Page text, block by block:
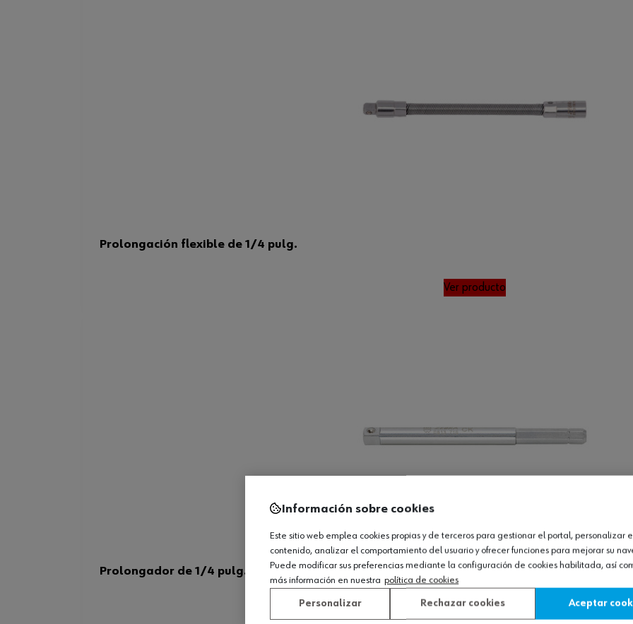
Prolongación flexible de 1/4 pulg.
Ver producto
Prolongador de 1/4 pulg., 100 mm
Información sobre cookies
Este sitio web emplea cookies propias y de terceros para gestionar el portal, personalizar
contenido, analizar el comportamiento del usuario y ofrecer funciones para mejorar su
Puede modificar sus preferencias mediante la configuración de cookies habilitada, así
más información en nuestra política de cookies
Personalizar Rechazar cookies Aceptar